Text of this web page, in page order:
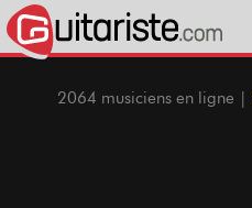
2064 musiciens en ligne |